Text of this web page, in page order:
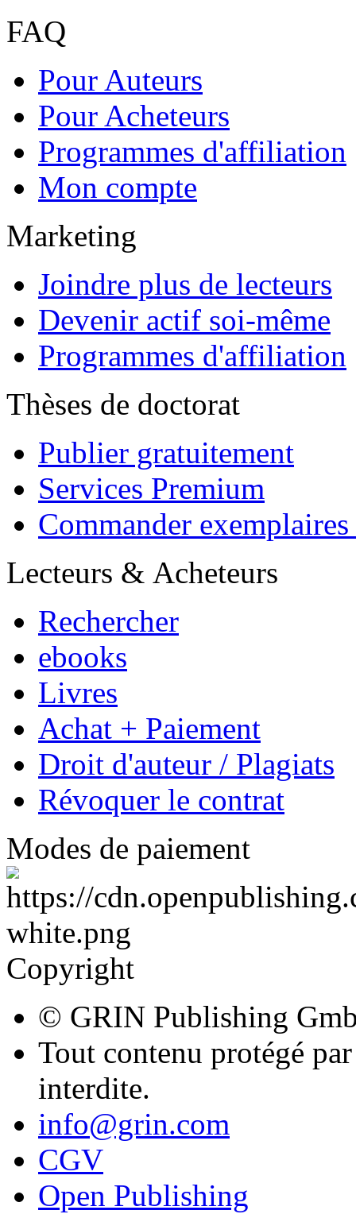
FAQ
Pour Auteurs
Pour Acheteurs
Programmes d'affiliation
Mon compte
Marketing
Joindre plus de lecteurs
Devenir actif soi-même
Programmes d'affiliation
Thèses de doctorat
Publier gratuitement
Services Premium
Commander
Lecteurs & Acheteurs
Rechercher
ebooks
Livres
Achat + Paiement
Droit d'auteur / Plagiats
Révoquer le contrat
Modes de paiement
Copyright
© GRIN Publishing
Tout contenu protégé
interdite.
info@grin.com
CGV
Open Publishing